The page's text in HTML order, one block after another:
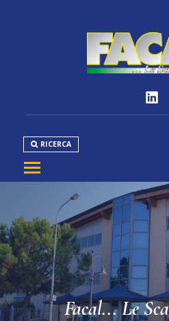
RICERCA
PRODOTTI
NORMATIVE
MEDIA
DOWNLOAD
SERVIZIO CLIENTI
Facal... Le